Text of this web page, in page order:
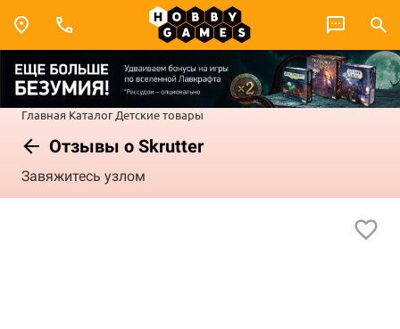
Главная Каталог Детские товары
Отзывы о Skrutter
Завяжитесь узлом